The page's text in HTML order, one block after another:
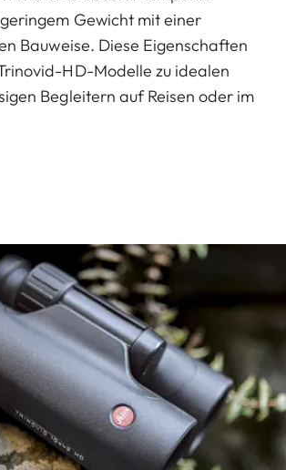
Gewicht mit einer
Bauweise. Diese Eigenschaften
HD-Modelle zu idealen
Begleitern auf Reisen oder im